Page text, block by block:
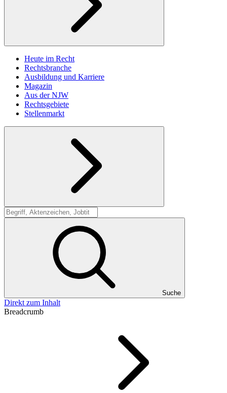
Heute im Recht
Rechtsbranche
Ausbildung und Karriere
Magazin
Aus der NJW
Rechtsgebiete
Stellenmarkt
Suche
Suche
Direkt zum Inhalt
Breadcrumb